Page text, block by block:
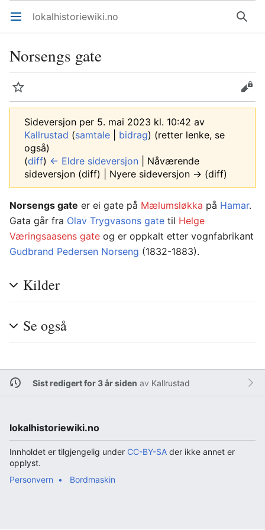
Åpne hovedmenyen lokalhistoriewiki.no Søk
Norsengs gate
Overvåk Rediger
Sideversjon per 5. mai 2023 kl. 10:42 av
Kallrustad (samtale bidrag) (retter lenke, se
også)
(diff) ← Eldre sideversjon | Nåværende
sideversjon (diff) | Nyere sideversjon → (diff)
Norsengs gate er ei gate på Mælumsløkka på Hamar.
Gata går fra Olav Trygvasons gate til Helge
Væringsaasens gate og er oppkalt etter vognfabrikant
Gudbrand Pedersen Norseng (1832-1883).
Kilder
Se også
Sist redigert for 3 år siden av Kallrustad
lokalhistoriewiki.no
Innholdet er tilgjengelig under CC-BY-SA der ikke annet er
opplyst.
Personvern
Bordmaskin